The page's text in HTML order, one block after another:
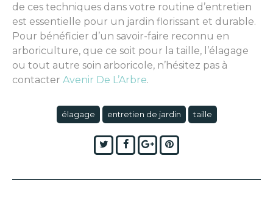
de ces techniques dans votre routine d’entretien
est essentielle pour un jardin florissant et durable.
Pour bénéficier d’un savoir-faire reconnu en
arboriculture, que ce soit pour la taille, l’élagage
ou tout autre soin arboricole, n’hésitez pas à
contacter Avenir De L’Arbre.
élagage entretien de jardin taille
TwitterFacebook
Google+Pinterest